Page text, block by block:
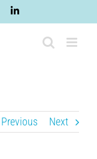
LinkedIn
Previous Next